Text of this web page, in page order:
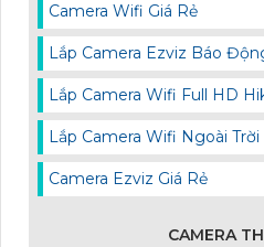
Camera Wifi Giá Rẻ
Lắp Camera Ezviz Báo
Lắp Camera Wifi Full HD
Lắp Camera Wifi Ngoài Trời
Camera Ezviz Giá Rẻ
CAMERA